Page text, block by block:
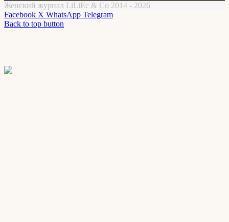
Женский журнал LiLiEc & Co 2014 - 2026
Facebook X WhatsApp Telegram
Back to top button